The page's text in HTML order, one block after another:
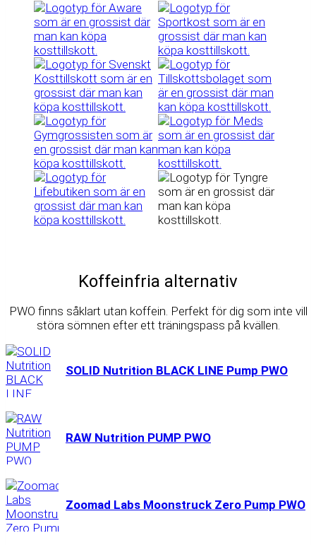
Koffeinfria alternativ
PWO finns såklart utan koffein. Perfekt för dig som inte vill
störa sömnen efter ett träningspass på kvällen.
SOLID Nutrition BLACK LINE Pump PWO
RAW Nutrition PUMP PWO
Zoomad Labs Moonstruck Zero Pump PWO